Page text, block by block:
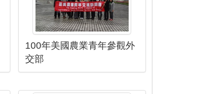
100年美國農業青年參觀外
交部